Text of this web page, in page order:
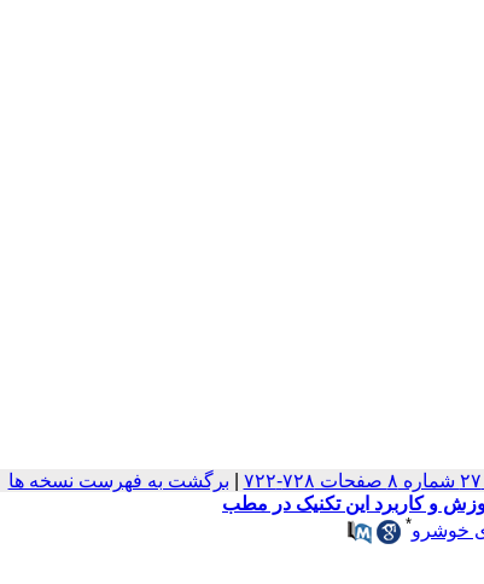
برگشت به فهرست نسخه ها
و کاربرد این تکنیک در مطب
خوشرو*